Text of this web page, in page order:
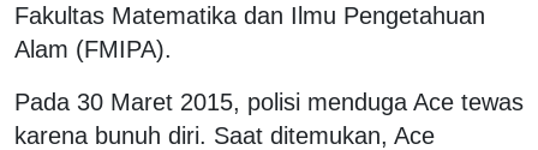
Fakultas Matematika dan Ilmu Pengetahuan
Alam (FMIPA).
Pada 30 Maret 2015, polisi menduga Ace tewas
karena bunuh diri. Saat ditemukan, Ace